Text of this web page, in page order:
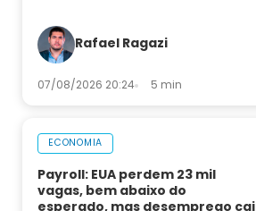
Rafael Ragazi
07/08/2026 20:24 5 min
ECONOMIA
Payroll: EUA perdem 23 mil
vagas, bem abaixo do
esperado, mas desemprego cai